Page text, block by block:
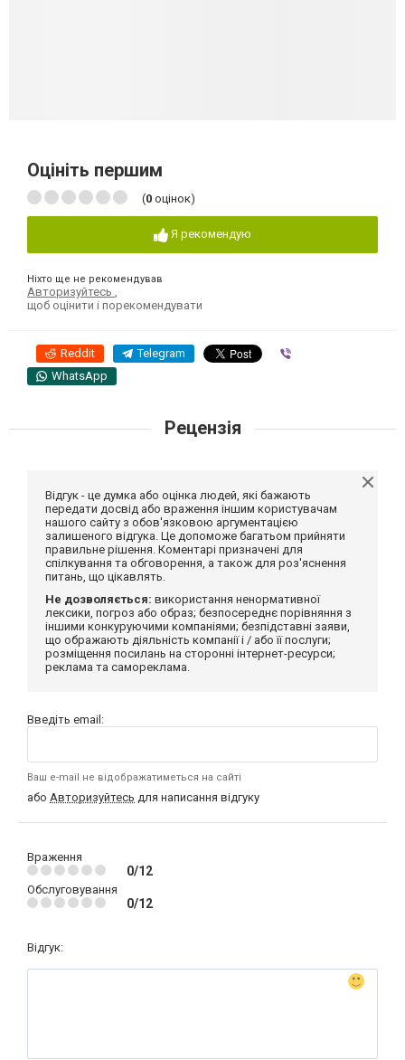
Оцініть першим
(0 оцінок)
Я рекомендую
Ніхто ще не рекомендував
Авторизуйтесь
щоб оцінити і порекомендувати
Reddit Telegram
WhatsApp
Рецензія
Відгук - це думка або оцінка людей, які бажають
передати досвід або враження іншим користувачам
нашого сайту з обов'язковою аргументацією
залишеного відгука. Це допоможе багатьом прийняти
правильне рішення. Коментарі призначені для
спілкування та обговорення, а також для роз'яснення
питань, що цікавлять.
Не дозволяється: використання ненормативної
лексики, погроз або образ; безпосереднє порівняння з
іншими конкуруючими компаніями; безпідставні заяви,
що ображають діяльність компанії і / або її послуги;
розміщення посилань на сторонні інтернет-ресурси;
реклама та самореклама.
Введіть email:
Ваш e-mail не відображатиметься на сайті
або Авторизуйтесь для написання відгуку
Враження
0/12
Обслуговування
0/12
Відгук: